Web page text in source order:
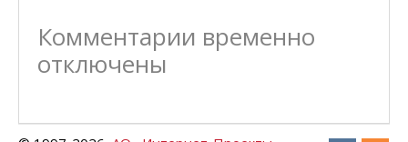
Комментарии временно
отключены